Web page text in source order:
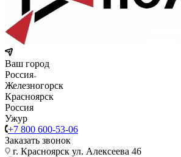
Ваш город
Россия
Железногорск
Красноярск
Россия
Ужур
+7 800 600-53-06
Заказать звонок
г. Красноярск ул. Алексеева 46